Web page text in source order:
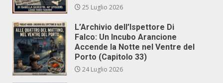
25 Luglio 2026
L’Archivio dell’Ispettore Di
Falco: Un Incubo Arancione
Accende la Notte nel Ventre del
Porto (Capitolo 33)
24 Luglio 2026